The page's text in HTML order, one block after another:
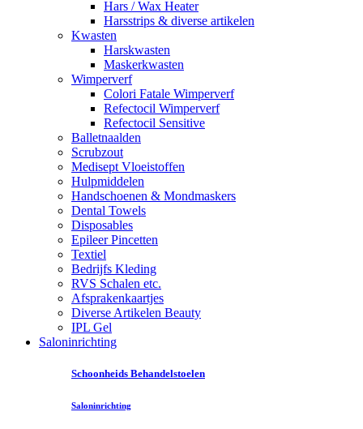
Hars / Wax Heater
Harsstrips & diverse artikelen
Kwasten
Harskwasten
Maskerkwasten
Wimperverf
Colori Fatale Wimperverf
Refectocil Wimperverf
Refectocil Sensitive
Balletnaalden
Scrubzout
Medisept Vloeistoffen
Hulpmiddelen
Handschoenen & Mondmaskers
Dental Towels
Disposables
Epileer Pincetten
Textiel
Bedrijfs Kleding
RVS Schalen etc.
Afsprakenkaartjes
Diverse Artikelen Beauty
IPL Gel
Saloninrichting
Schoonheids Behandelstoelen
Saloninrichting